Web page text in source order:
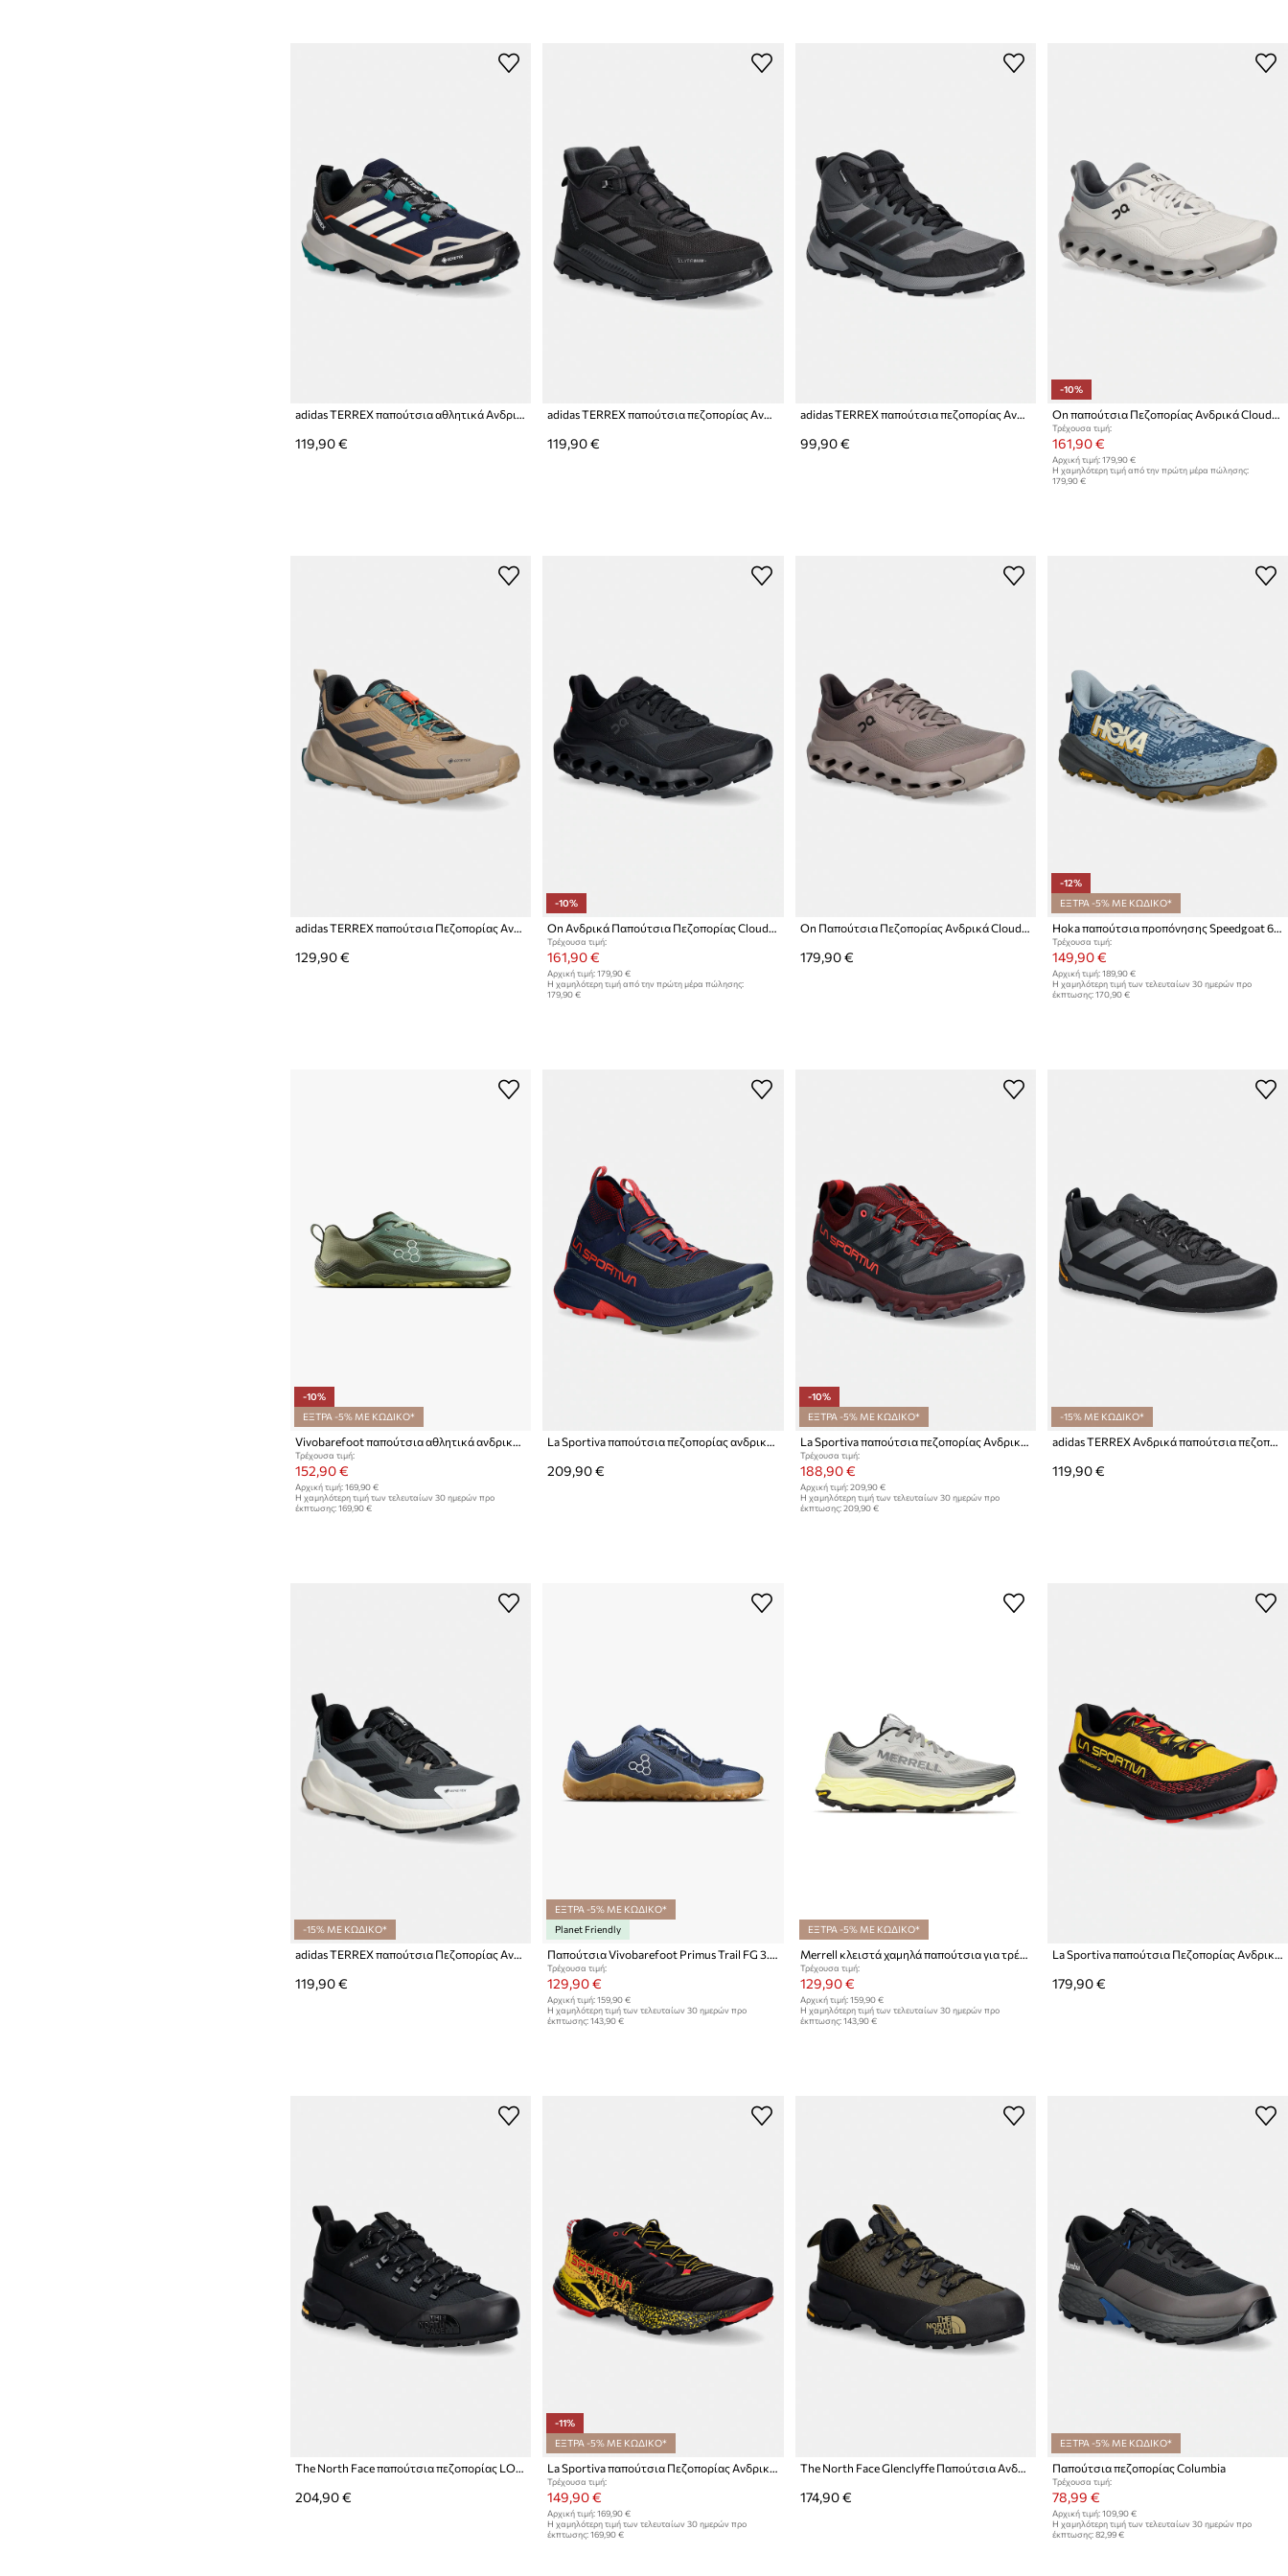
adidas TERREX παπούτσια αθλητικά Ανδρικά Skychaser AX5
119,90 €
adidas TERREX παπούτσια πεζοπορίας Ανδρικά Anylander Climawarm+
119,90 €
adidas TERREX παπούτσια πεζοπορίας Ανδρικά Estrail 3
99,90 €
-10%
On παπούτσια Πεζοπορίας Ανδρικά Cloudhorizon 2
Τρέχουσα τιμή:
161,90 €
Αρχική τιμή: 179,90 €
Η χαμηλότερη τιμή από την πρώτη μέρα πώλησης:
179,90 €
adidas TERREX παπούτσια Πεζοπορίας Ανδρικά Trailmaker 2 GTX
129,90 €
-10%
On Ανδρικά Παπούτσια Πεζοπορίας Cloudhorizon 2
Τρέχουσα τιμή:
161,90 €
Αρχική τιμή: 179,90 €
Η χαμηλότερη τιμή από την πρώτη μέρα πώλησης:
179,90 €
On Παπούτσια Πεζοπορίας Ανδρικά Cloudhorizon 2
179,90 €
-12%
ΕΞΤΡΑ -5% ΜΕ ΚΩΔΙΚΟ*
Hoka παπούτσια προπόνησης Speedgoat 6 GTX
Τρέχουσα τιμή:
149,90 €
Αρχική τιμή: 189,90 €
Η χαμηλότερη τιμή των τελευταίων 30 ημερών προ
έκπτωσης: 170,90 €
-10%
ΕΞΤΡΑ -5% ΜΕ ΚΩΔΙΚΟ*
Τρέχουσα τιμή:
152,90 €
Αρχική τιμή: 169,90 €
Η χαμηλότερη τιμή των τελευταίων 30 ημερών προ
έκπτωσης: 169,90 €
209,90 €
-10%
ΕΞΤΡΑ -5% ΜΕ ΚΩΔΙΚΟ*
Τρέχουσα τιμή:
188,90 €
Αρχική τιμή: 209,90 €
Η χαμηλότερη τιμή των τελευταίων 30 ημερών προ
έκπτωσης: 209,90 €
-15% ΜΕ ΚΩΔΙΚΟ*
adidas TERREX Ανδρικά παπούτσια πεζοπορίας Skychaser Solo 3
119,90 €
-15% ΜΕ ΚΩΔΙΚΟ*
adidas TERREX παπούτσια Πεζοπορίας Ανδρικά Trail Maker 2 GTX
119,90 €
ΕΞΤΡΑ -5% ΜΕ ΚΩΔΙΚΟ*
Planet Friendly
Παπούτσια Vivobarefoot Primus Trail FG 3.5
Τρέχουσα τιμή:
129,90 €
Αρχική τιμή: 159,90 €
Η χαμηλότερη τιμή των τελευταίων 30 ημερών προ
έκπτωσης: 143,90 €
ΕΞΤΡΑ -5% ΜΕ ΚΩΔΙΚΟ*
Merrell κλειστά χαμηλά παπούτσια για τρέξιμο Ανδρικά AGILITY PEAK 6
Τρέχουσα τιμή:
129,90 €
Αρχική τιμή: 159,90 €
Η χαμηλότερη τιμή των τελευταίων 30 ημερών προ
έκπτωσης: 143,90 €
La Sportiva παπούτσια Πεζοπορίας Ανδρικά Prodigio 2
179,90 €
The North Face παπούτσια πεζοπορίας LOW GORE-TEX
204,90 €
-11%
ΕΞΤΡΑ -5% ΜΕ ΚΩΔΙΚΟ*
La Sportiva παπούτσια Πεζοπορίας Ανδρικά Akasha II
Τρέχουσα τιμή:
149,90 €
Αρχική τιμή: 169,90 €
Η χαμηλότερη τιμή των τελευταίων 30 ημερών προ
έκπτωσης: 169,90 €
The North Face Glenclyffe Παπούτσια Ανδρικά
174,90 €
ΕΞΤΡΑ -5% ΜΕ ΚΩΔΙΚΟ*
Παπούτσια πεζοπορίας Columbia
Τρέχουσα τιμή:
78,99 €
Αρχική τιμή: 109,90 €
Η χαμηλότερη τιμή των τελευταίων 30 ημερών προ
έκπτωσης: 82,99 €